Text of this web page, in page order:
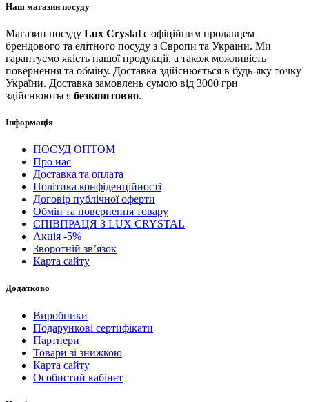
Наш магазин посуду
Магазин посуду Lux Crystal є офіційним продавцем
брендового та елітного посуду з Європи та України. Ми
гарантуємо якість нашої продукції, а також можливість
повернення та обміну. Доставка здійснюється в будь-яку точку
України. Доставка замовлень сумою від 3000 грн
здійснюються безкоштовно.
Інформація
ПОСУД ОПТОМ
Про нас
Доставка та оплата
Політика конфіденційності
Договір публічної оферти
Обмін та повернення товару
СПІВПРАЦЯ З LUX CRYSTAL
Акція -5%
Зворотній зв’язок
Карта сайту
Додатково
Виробники
Подарункові сертифікати
Партнери
Товари зі знижкою
Карта сайту
Особистий кабінет